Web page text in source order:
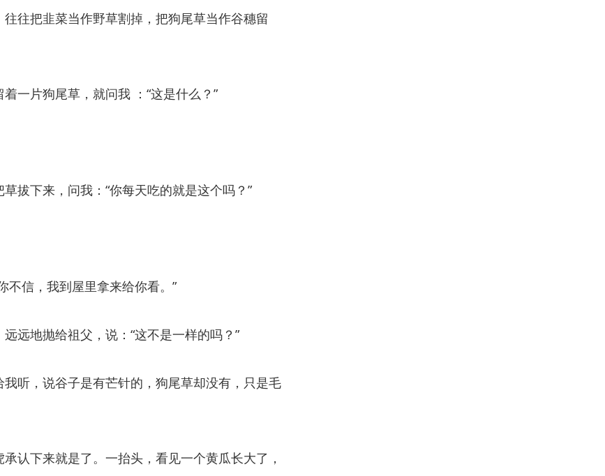
往把韭菜当作野草割掉，把狗尾草当作谷穗留
一片狗尾草，就问我 ：“这是什么？”
拔下来，问我：“你每天吃的就是这个吗？”
不信，我到屋里拿来给你看。”
远地抛给祖父，说：“这不是一样的吗？”
听，说谷子是有芒针的，狗尾草却没有，只是毛
认下来就是了。一抬头，看见一个黄瓜长大了，